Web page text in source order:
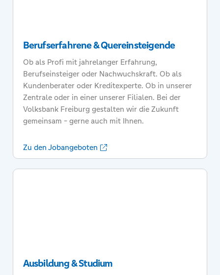
Berufserfahrene & Quereinsteigende
Ob als Profi mit jahrelanger Erfahrung,
Berufseinsteiger oder Nachwuchskraft. Ob als
Kundenberater oder Kreditexperte. Ob in unserer
Zentrale oder in einer unserer Filialen. Bei der
Volksbank Freiburg gestalten wir die Zukunft
gemeinsam - gerne auch mit Ihnen.
Zu den Jobangeboten
Ausbildung & Studium